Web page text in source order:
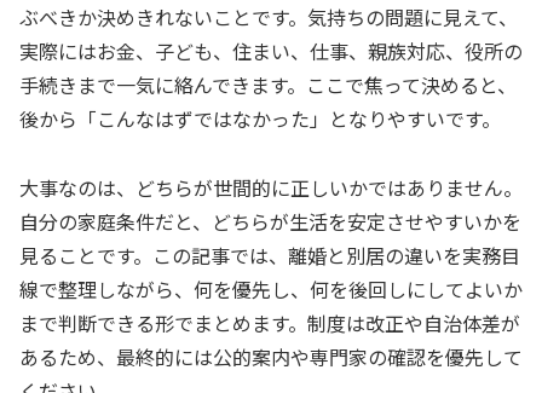
ぶべきか決めきれないことです。気持ちの問題に見えて、
実際にはお金、子ども、住まい、仕事、親族対応、役所の
手続きまで一気に絡んできます。ここで焦って決めると、
後から「こんなはずではなかった」となりやすいです。
大事なのは、どちらが世間的に正しいかではありません。
自分の家庭条件だと、どちらが生活を安定させやすいかを
見ることです。この記事では、離婚と別居の違いを実務目
線で整理しながら、何を優先し、何を後回しにしてよいか
まで判断できる形でまとめます。制度は改正や自治体差が
あるため、最終的には公的案内や専門家の確認を優先して